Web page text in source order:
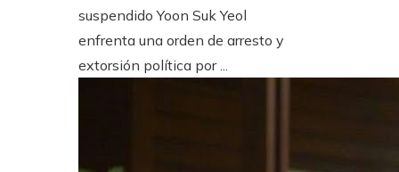
suspendido Yoon Suk Yeol
enfrenta una orden de arresto y
extorsión política por ...